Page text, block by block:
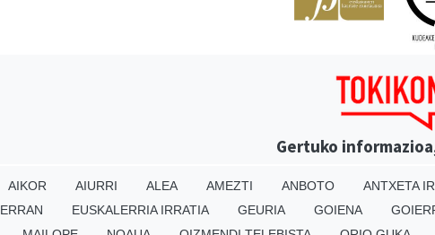
Gertuko
AIKOR AIURRI ALEA AMEZTI ANBOTO ANTXETA
ERRAN EUSKALERRIA IRRATIA GEURIA GOIENA